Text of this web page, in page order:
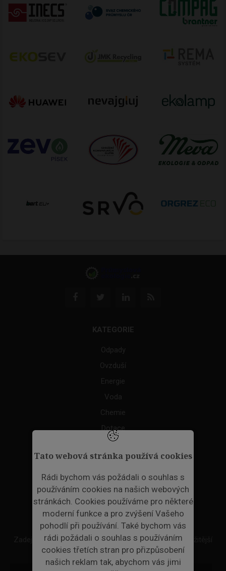
Tato webová stránka používá cookies
Rádi bychom vás požádali o souhlas s
používáním cookies na našich webových
stránkách. Cookies používáme pro některé
moderní funkce a pro zvýšení Vašeho
pohodlí při používání. Také bychom vás
rádi požádali o souhlas s používáním
cookies třetích stran pro přizpůsobení
našich reklam tak, abychom vás jimi
KATEGORIE
Odpady
Ovzduší
Energie
Voda
Chemie
Dotace
Akce
ODPADNÍ PLASTY
NEWSLETTER
Zadejte váš email a my Vám budeme zasílat ty nejdůležitější
informace, maximálně 1x týdně.